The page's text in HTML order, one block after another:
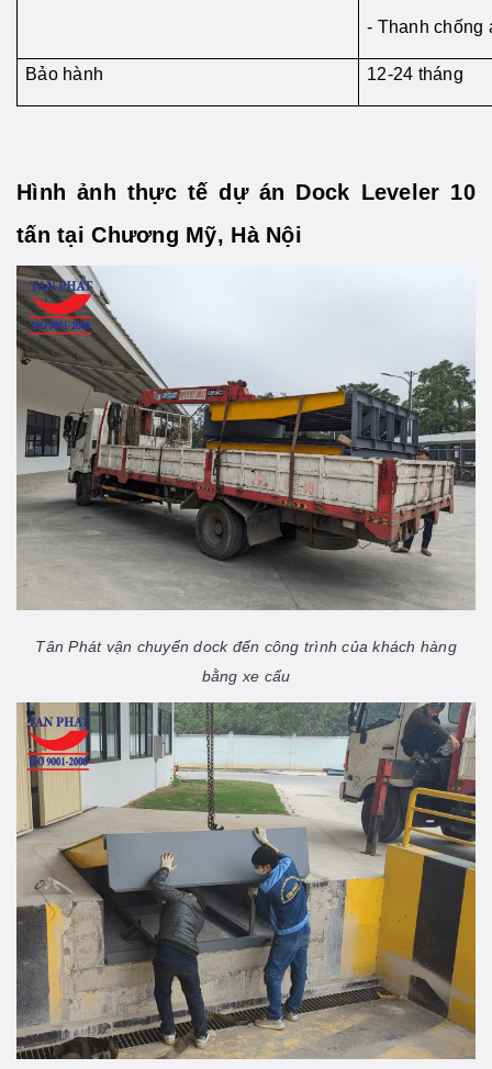
- Thanh chống
Bảo hành 12-24 tháng
Hình ảnh thực tế dự án Dock Leveler 10
tấn tại Chương Mỹ, Hà Nội
Tân Phát vận chuyển dock đến công trình của khách hàng
bằng xe cẩu